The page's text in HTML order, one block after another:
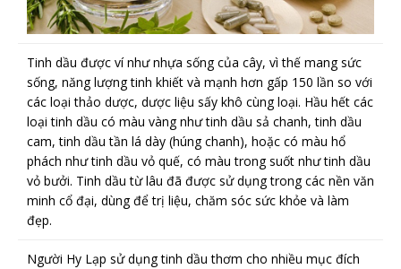
Tinh dầu được ví như nhựa sống của cây, vì thế mang sức
sống, năng lượng tinh khiết và mạnh hơn gấp 150 lần so với
các loại thảo dược, dược liệu sấy khô cùng loại. Hầu hết các
loại tinh dầu có màu vàng như tinh dầu sả chanh, tinh dầu
cam, tinh dầu tần lá dày (húng chanh), hoặc có màu hổ
phách như tinh dầu vỏ quế, có màu trong suốt như tinh dầu
vỏ bưởi. Tinh dầu từ lâu đã được sử dụng trong các nền văn
minh cổ đại, dùng để trị liệu, chăm sóc sức khỏe và làm
đẹp.
Người Hy Lạp sử dụng tinh dầu thơm cho nhiều mục đích